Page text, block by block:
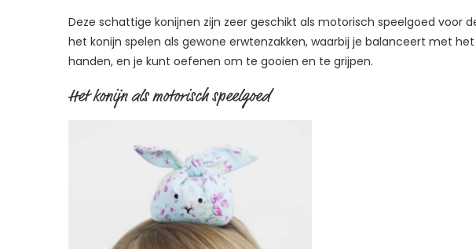
Deze schattige konijnen zijn zeer geschikt als motorisch speelgoed voor
het konijn spelen als gewone erwtenzakken, waarbij je balanceert met
handen, en je kunt oefenen om te gooien en te grijpen.
Het konijn als motorisch speelgoed